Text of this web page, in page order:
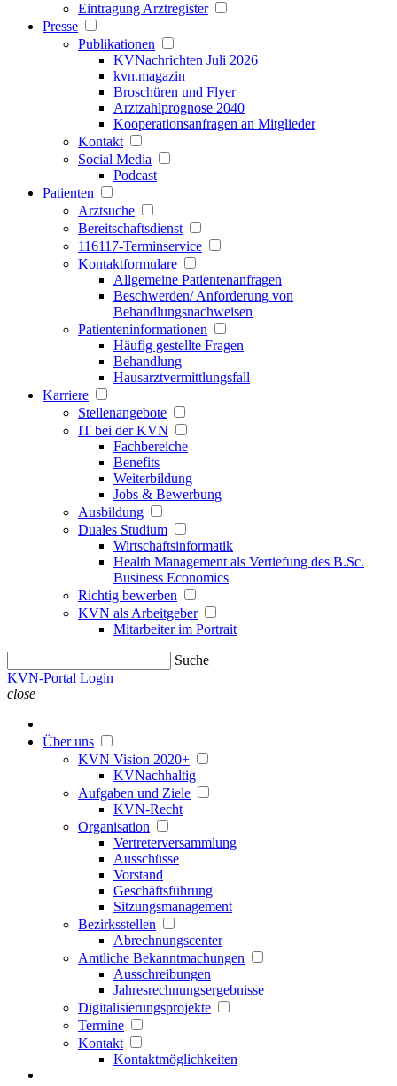
Eintragung Arztregister
Presse
Publikationen
KVNachrichten Juli 2026
kvn.magazin
Broschüren und Flyer
Arztzahlprognose 2040
Kooperationsanfragen an Mitglieder
Kontakt
Social Media
Podcast
Patienten
Arztsuche
Bereitschaftsdienst
116117-Terminservice
Kontaktformulare
Allgemeine Patientenanfragen
Beschwerden/ Anforderung von
Behandlungsnachweisen
Patienteninformationen
Häufig gestellte Fragen
Behandlung
Hausarztvermittlungsfall
Karriere
Stellenangebote
IT bei der KVN
Fachbereiche
Benefits
Weiterbildung
Jobs & Bewerbung
Ausbildung
Duales Studium
Wirtschaftsinformatik
Health Management als Vertiefung des B.Sc.
Business Economics
Richtig bewerben
KVN als Arbeitgeber
Mitarbeiter im Portrait
Suche
KVN-Portal Login
close
Über uns
KVN Vision 2020+
KVNachhaltig
Aufgaben und Ziele
KVN-Recht
Organisation
Vertreterversammlung
Ausschüsse
Vorstand
Geschäftsführung
Sitzungsmanagement
Bezirksstellen
Abrechnungscenter
Amtliche Bekanntmachungen
Ausschreibungen
Jahresrechnungsergebnisse
Digitalisierungsprojekte
Termine
Kontakt
Kontaktmöglichkeiten